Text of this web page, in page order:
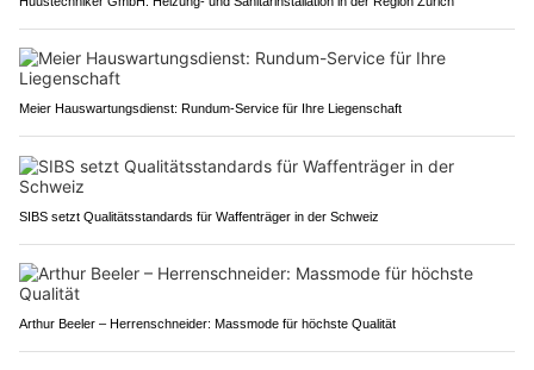
Meier Hauswartungsdienst: Rundum-Service für Ihre Liegenschaft
SIBS setzt Qualitätsstandards für Waffenträger in der Schweiz
Arthur Beeler – Herrenschneider: Massmode für höchste Qualität